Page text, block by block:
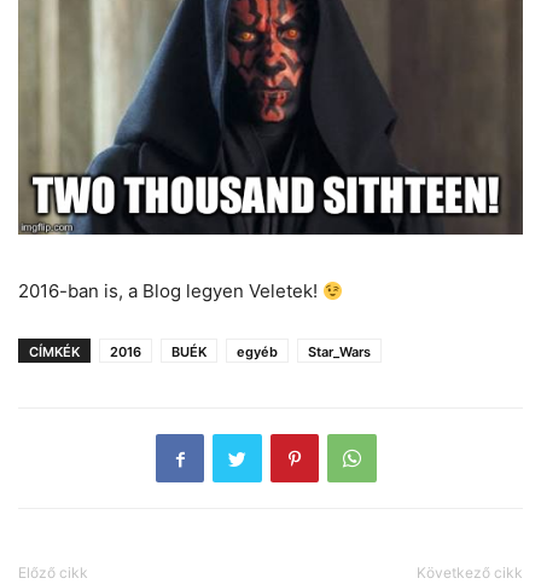
2016-ban is, a Blog legyen Veletek!
CÍMKÉK 2016 BUÉK egyéb Star_Wars
Előző cikk Következő cikk